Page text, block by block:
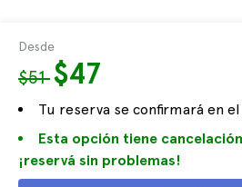
Desde
$51$47
Tu reserva se confirmará en
Esta opción tiene cancelación
¡reservá sin problemas!